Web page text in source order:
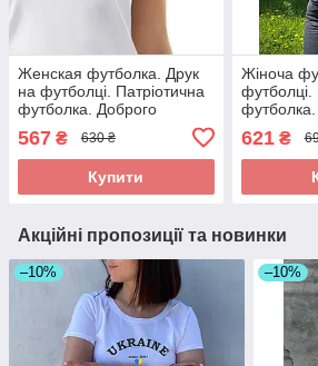
Женская футболка. Друк
на футболці. Патріотична
футболка. Доброго
567 ₴ 630 ₴
Купити
Жіноча
футболці.
621₴
Акційні пропозиції та новинки
–10% –10%